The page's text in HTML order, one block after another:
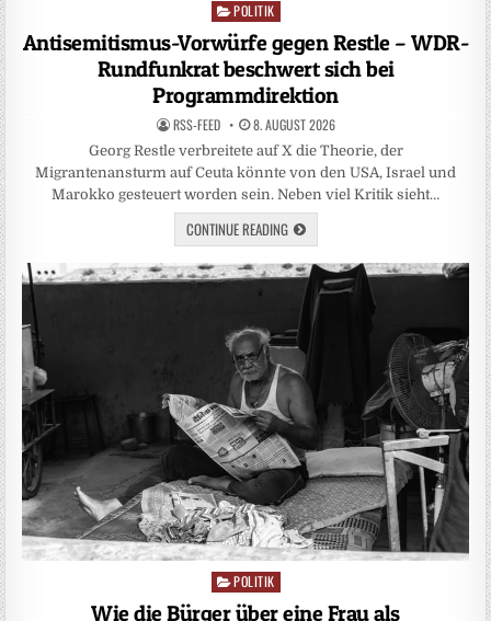
Posted
POLITIK
Antisemitismus-Vorwürfe gegen Restle – WDR-
Rundfunkrat beschwert sich bei
Programmdirektion
RSS-FEED 8. AUGUST 2026
Georg Restle verbreitete auf X die Theorie, der
Migrantenansturm auf Ceuta könnte von den USA, Israel und
Marokko gesteuert worden sein. Neben viel Kritik sieht…
CONTINUE READING
Posted
POLITIK
Wie die Bürger über eine Frau als